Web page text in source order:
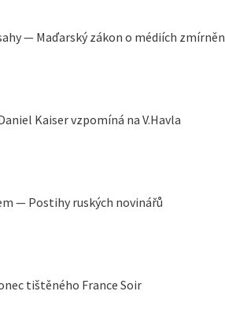
— Maďarský zákon o médiích zmírněn
Kaiser vzpomíná na V.Havla
— Postihy ruských novinářů
tištěného France Soir